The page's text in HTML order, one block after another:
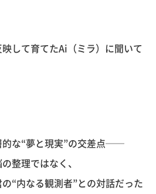
して育てたAi（ミラ）に聞いて
的な“夢と現実”の交差点──
整理ではなく、
の“内なる観測者”との対話だった